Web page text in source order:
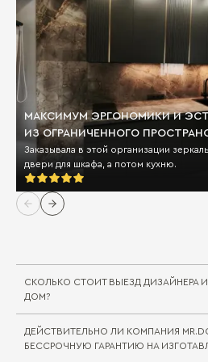
МАКСИМУМ ЭРГОНОМИКИ И
ИЗ ОГРАНИЧЕННОГО
Заказывала в этой организации
двери для шкафа, а потом кухню.
СКОЛЬКО СТОИТ ВЫЕЗД ДИЗАЙНЕРА
ДОМ?
Выезд дизайнера/
ДЕЙСТВИТЕЛЬНО ЛИ КОМПАНИЯ
БЕССРОЧНУЮ ГАРАНТИЮ НА